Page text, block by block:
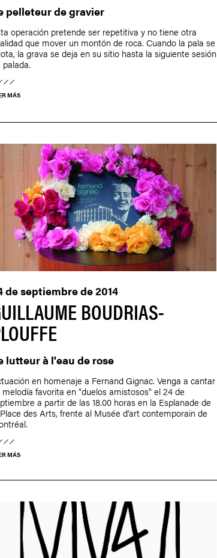
pelleteur de gravier
operación pretende ser repetitiva y no tiene otra
que mover un montón de roca. Cuando la pala se
la grava se deja en su sitio hasta la siguiente sesión
palada.
MÁS
BOUDRIAS-
de septiembre de 2014
lutteur à l'eau de rose
en homenaje a Fernand Gignac. Venga a cantar
melodía favorita en "duelos amistosos" el 24 de
a partir de las 18.00 horas en la Esplanade de
des Arts, frente al Musée d'art contemporain de
MÁS